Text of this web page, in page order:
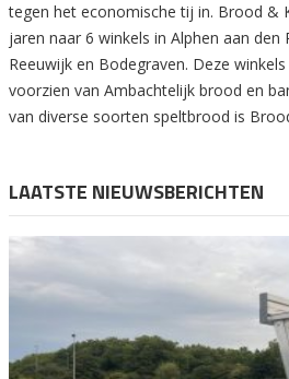
tegen het economische tij in. Brood &
jaren naar 6 winkels in Alphen aan den
Reeuwijk en Bodegraven. Deze
voorzien van Ambachtelijk brood en
van diverse soorten speltbrood is
LAATSTE NIEUWSBERICHTEN